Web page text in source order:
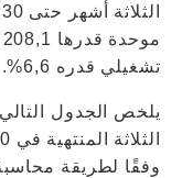
تشغيلي قدره 6,6%.
يلخص الجدول التالي
وفقًا لطريقة